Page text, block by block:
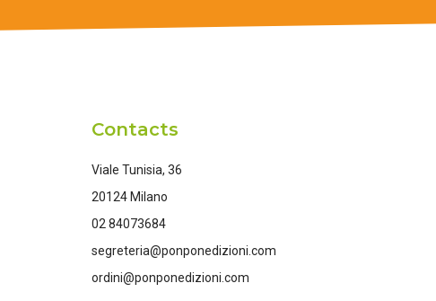
Contacts
Viale Tunisia, 36
20124 Milano
02 84073684
segreteria@ponponedizioni.com
ordini@ponponedizioni.com